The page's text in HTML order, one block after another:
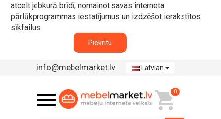
atcelt jebkurā brīdī, nomainot savas interneta
pārlūkprogrammas iestatījumus un izdzēšot ierakstītos
sīkfailus.
Piekritu
info@mebelmarket.lv Latvian
0